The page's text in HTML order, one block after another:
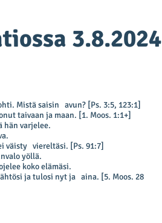
3.8.2024
Mistä saisin avun? [Ps. 3:5, 123:1]
taivaan ja maan. [1. Moos. 1:1+]
hän varjelee.
väisty viereltäsi. [Ps. 91:7]
yöllä.
koko elämäsi.
ja tulosi nyt ja aina. [5. Moos. 28